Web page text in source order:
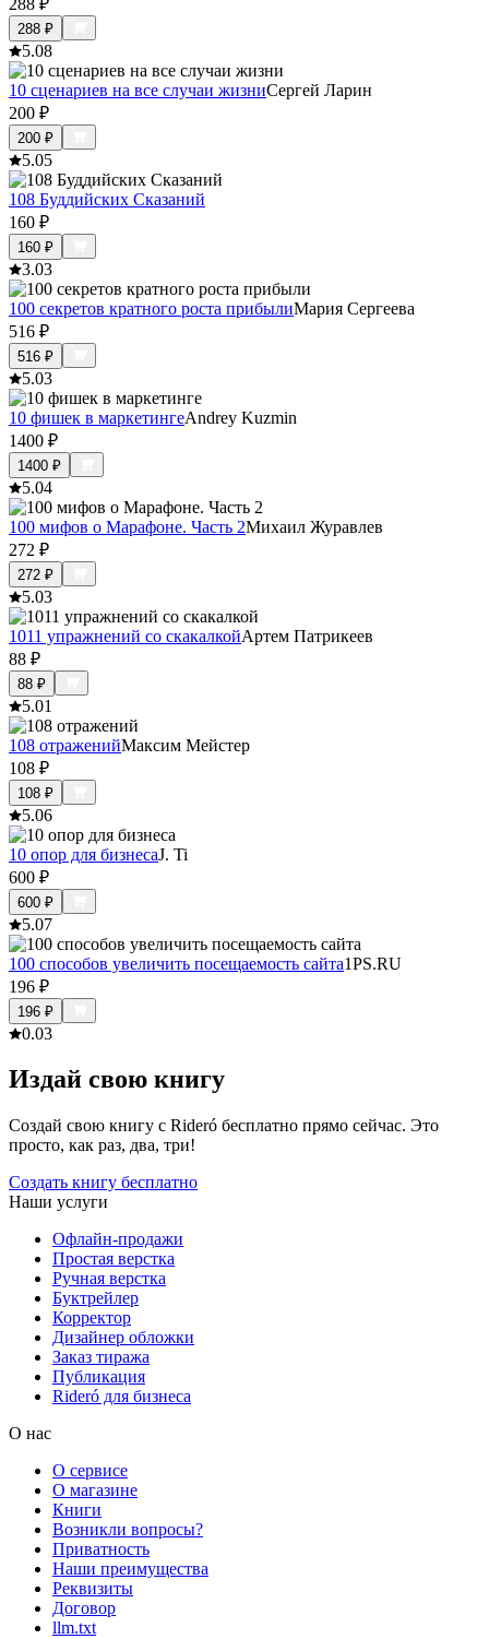
288 ₽
5.08
10 сценариев на все случаи жизниСергей Ларин
200 ₽
200 ₽
5.05
108 Буддийских Сказаний
160 ₽
160 ₽
3.03
100 секретов кратного роста прибылиМария Сергеева
516 ₽
516 ₽
5.03
10 фишек в маркетингеAndrey Kuzmin
1400 ₽
1400 ₽
5.04
100 мифов о Марафоне. Часть 2Михаил Журавлев
272 ₽
272 ₽
5.03
1011 упражнений со скакалкойАртем Патрикеев
88 ₽
88 ₽
5.01
108 отраженийМаксим Мейстер
108 ₽
108 ₽
5.06
10 опор для бизнесаJ. Ti
600 ₽
600 ₽
5.07
100 способов увеличить посещаемость сайта1PS.RU
196 ₽
196 ₽
0.03
Издай свою книгу
Создай свою книгу с Rideró бесплатно прямо сейчас. Это
просто, как раз, два, три!
Создать книгу бесплатно
Наши услуги
Офлайн-продажи
Простая верстка
Ручная верстка
Буктрейлер
Корректор
Дизайнер обложки
Заказ тиража
Публикация
Rideró для бизнеса
О нас
О сервисе
О магазине
Книги
Возникли вопросы?
Приватность
Наши преимущества
Реквизиты
Договор
llm.txt